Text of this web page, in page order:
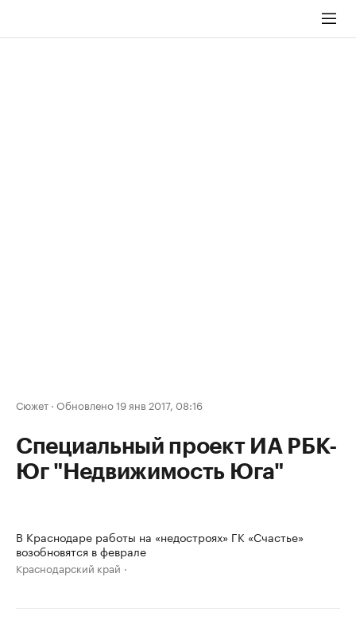
Сюжет · Обновлено 19 янв 2017, 08:16
Специальный проект ИА РБК-
Юг "Недвижимость Юга"
В Краснодаре работы на «недостроях» ГК «Счастье»
возобновятся в феврале
Краснодарский край